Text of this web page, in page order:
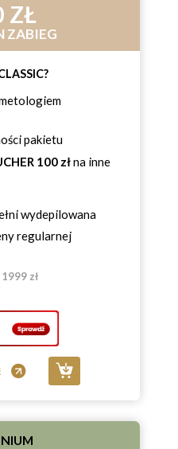
ZŁ
ZABIEG
pakietu
100 złna inne
wydepilowana
regularnej
1999 zł